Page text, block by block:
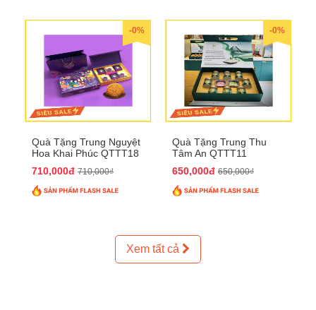
-0%
Quà Tặng Trung Nguyệt
Hoa Khai Phúc QTTT18
710,000đ 710,000₫
-0%
Quà Tặng Trung Thu
Tâm An QTTT11
650,000đ 650,000₫
Xem tất cả